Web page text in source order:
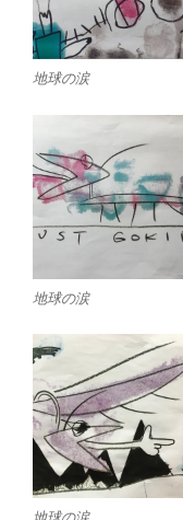
地球の涙
地球の涙